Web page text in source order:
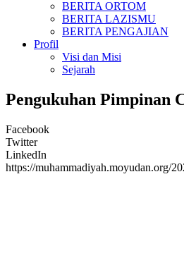
BERITA ORTOM
BERITA LAZISMU
BERITA PENGAJIAN
Profil
Visi dan Misi
Sejarah
Pengukuhan Pimpinan
Facebook
Twitter
LinkedIn
https://muhammadiyah.moyudan.org/